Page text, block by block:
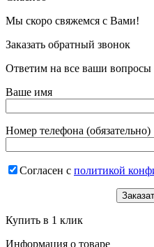
Мы скоро свяжемся с Вами!
Заказать обратный звонок
Ответим на все ваши вопросы
Ваше имя
Номер телефона (обязательно)
Согласен с политикой
Купить в 1 клик
Информация о товаре